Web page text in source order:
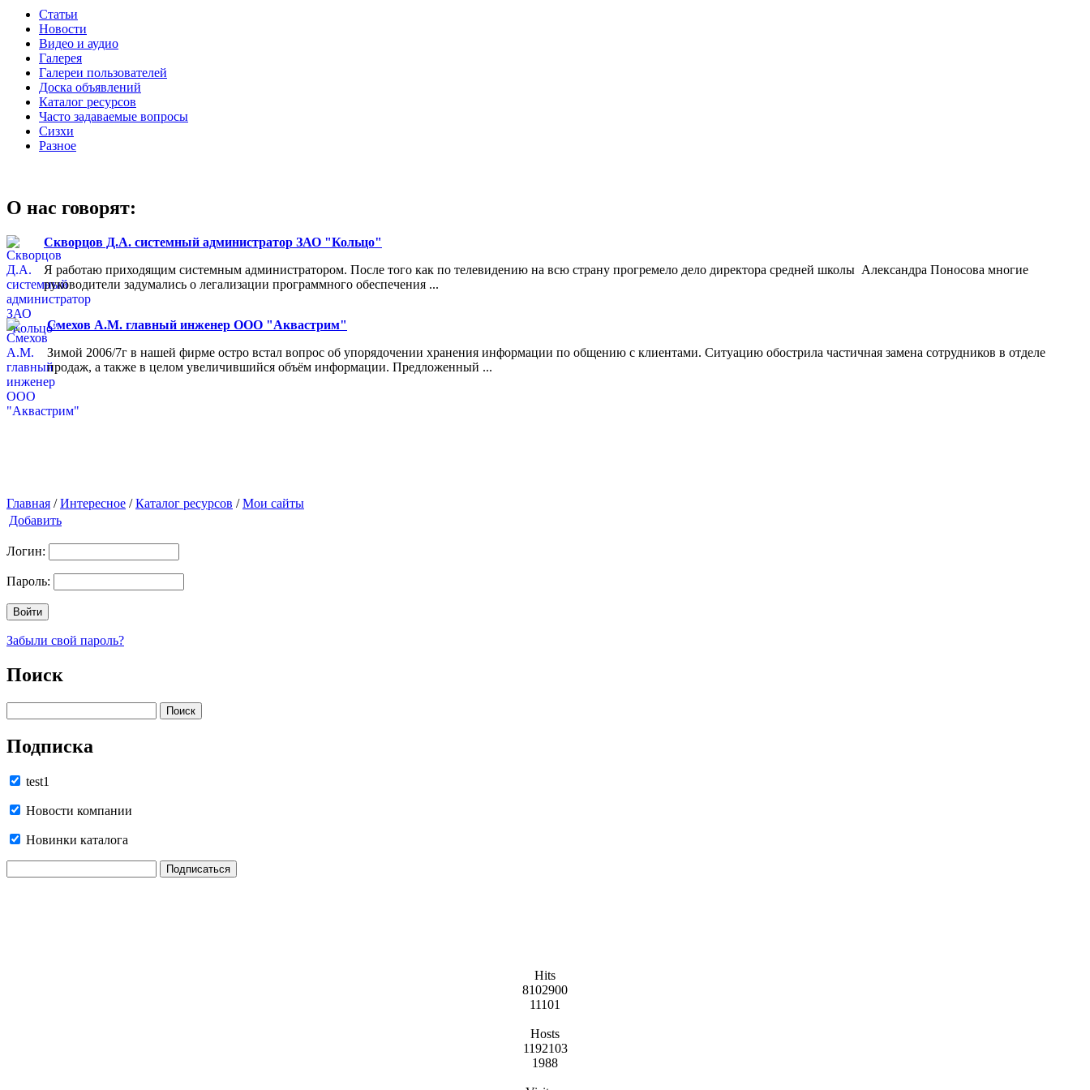
Статьи
Новости
Видео и аудио
Галерея
Галереи пользователей
Доска объявлений
Каталог ресурсов
Часто задаваемые вопросы
Сизхи
Разное
О нас говорят:
Скворцов Д.А. системный администратор ЗАО "Кольцо"
Я работаю приходящим системным администратором. После того как по телевидению на всю страну прогремело дело директора средней школы Александра Поносова многие
руководители задумались о легализации программного обеспечения ...
Смехов А.М. главный инженер ООО "Аквастрим"
Зимой 2006/7г в нашей фирме остро встал вопрос об упорядочении хранения информации по общению с клиентами. Ситуацию обострила частичная замена сотрудников в отделе
продаж, а также в целом увеличившийся объём информации. Предложенный ...
Главная /Интересное /Каталог ресурсов /Мои сайты
Добавить
Логин:
Пароль:
Забыли свой пароль?
Поиск
Подписка
test1
Новости компании
Новинки каталога
Hits
8102900
11101
Hosts
1192103
1988